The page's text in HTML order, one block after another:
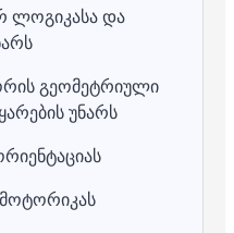
ლოგიკასა და
გეომეტრიული
უნარს
მოტორიკას